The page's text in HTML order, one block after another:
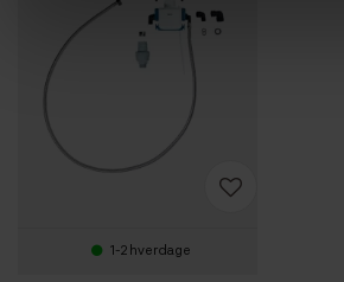
1-2 hverdage